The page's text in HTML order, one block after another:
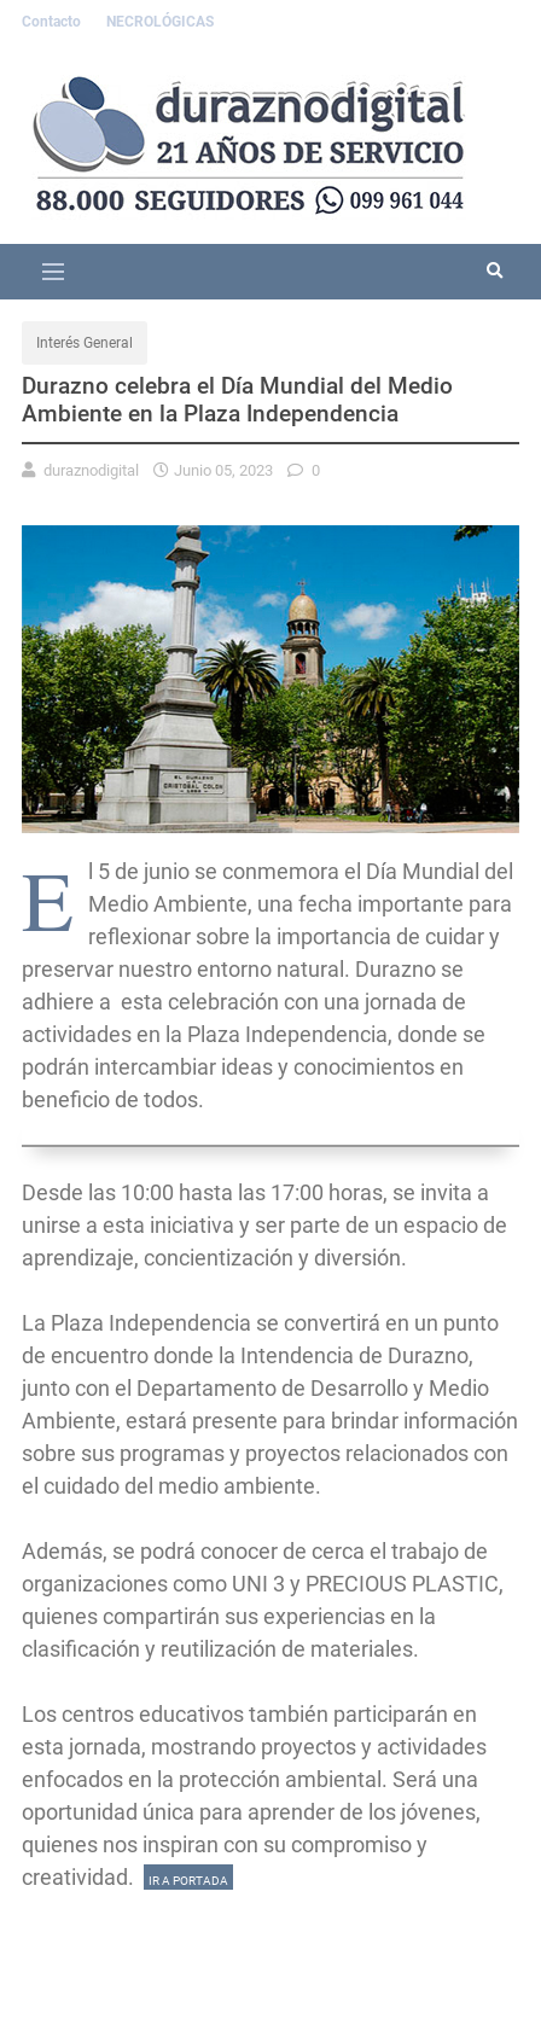
Contacto NECROLÓGICAS
Interés General
Durazno celebra el Día Mundial del Medio
Ambiente en la Plaza Independencia
duraznodigital Junio 05, 2023 0
E
l 5 de junio se conmemora el Día Mundial del
Medio Ambiente, una fecha importante para
reflexionar sobre la importancia de cuidar y
preservar nuestro entorno natural. Durazno se
adhiere a esta celebración con una jornada de
actividades en la Plaza Independencia, donde se
podrán intercambiar ideas y conocimientos en
beneficio de todos.
Desde las 10:00 hasta las 17:00 horas, se invita a
unirse a esta iniciativa y ser parte de un espacio de
aprendizaje, concientización y diversión.
La Plaza Independencia se convertirá en un punto
de encuentro donde la Intendencia de Durazno,
junto con el Departamento de Desarrollo y Medio
Ambiente, estará presente para brindar información
sobre sus programas y proyectos relacionados con
el cuidado del medio ambiente.
Además, se podrá conocer de cerca el trabajo de
organizaciones como UNI 3 y PRECIOUS PLASTIC,
quienes compartirán sus experiencias en la
clasificación y reutilización de materiales.
Los centros educativos también participarán en
esta jornada, mostrando proyectos y actividades
enfocados en la protección ambiental. Será una
oportunidad única para aprender de los jóvenes,
quienes nos inspiran con su compromiso y
creatividad.
IR A PORTADA